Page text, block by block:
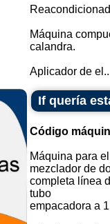
Máquina
calandra.
Aplicador de
If quería
Código
Máquina para
mezclador de
completa línea
tubo
empacadora a